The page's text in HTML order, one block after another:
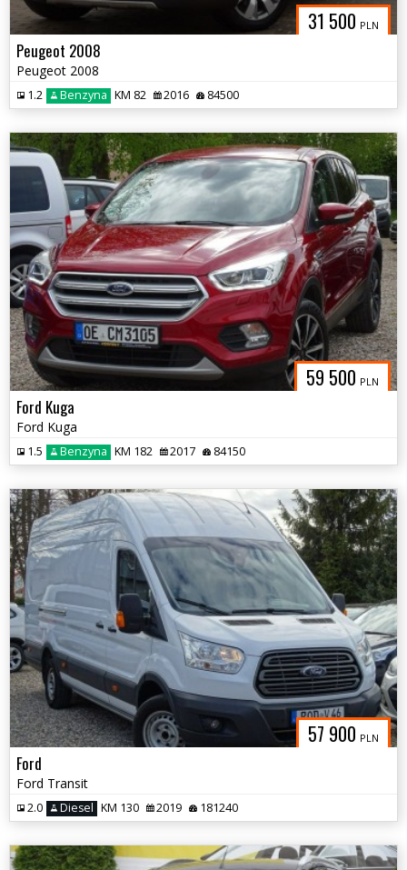
31 500 PLN
Peugeot 2008
Peugeot 2008
1.2 Benzyna KM 82 2016 84500
59 500 PLN
Ford Kuga
Ford Kuga
1.5 Benzyna KM 182 2017 84150
57 900 PLN
Ford
Ford Transit
2.0 Diesel KM 130 2019 181240